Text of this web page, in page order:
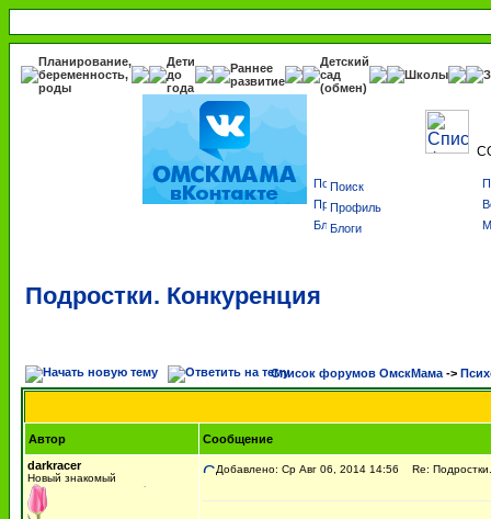
Планирование,
беременность,
роды
Дети
до
года
Раннее
развитие
Детский
сад
(обмен)
Школы
Поиск
Профиль
Блоги
Подростки. Конкуренция
Список форумов ОмскМама ->
Автор
Сообщение
darkracer
Новый знакомый
Добавлено: Ср Авг 06, 2014 14:56 Re: